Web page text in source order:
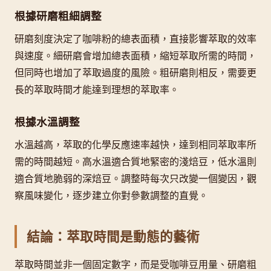
根據研磨粗細調整
研磨刻度決定了咖啡粉的總表面積，直接影響萃取的效率
與速度。細研磨會增加總表面積，縮短萃取所需的時間，
但同時也增加了萃取過度的風險。粗研磨則相反，需要更
長的萃取時間才能達到理想的萃取率。
根據水溫調整
水溫越高，萃取的化學反應速率越快，達到相同萃取率所
需的時間越短。高水溫適合質地緊密的淺焙豆，低水溫則
適合質地脆弱的深焙豆。調整時每次只改變一個變因，觀
察風味變化，逐步建立你對參數調整的直覺。
結論：萃取時間是動態的藝術
萃取時間並非一個固定數字，而是受咖啡豆用量、研磨粗